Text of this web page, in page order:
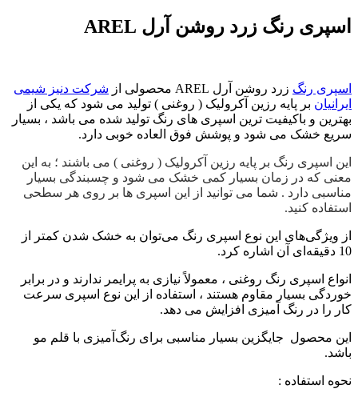
اسپری رنگ زرد روشن آرل AREL
اسپری رنگ زرد روشن آرل AREL محصولی از
شرکت دنیز شیمی
ایرانیان بر پایه رزین آکرولیک ( روغنی ) تولید می شود که یکی از
بهترین و باکیفیت ترین اسپری های رنگ تولید شده می باشد ، بسیار
سریع خشک می شود و پوشش فوق العاده خوبی دارد.
این اسپری رنگ بر پایه رزین آکرولیک ( روغنی ) می باشند ؛ به این
معنی که در زمان بسیار کمی خشک می شود و چسبندگی بسیار
مناسبی دارد . شما می توانید از این اسپری ها بر روی هر سطحی
استفاده کنید.
از ویژگی‌‌های این نوع اسپری رنگ‌ می‌توان به خشک‌ شدن کمتر از
10 دقیقه‌ای آن اشاره کرد.
انواع اسپری رنگ روغنی ، معمولاً نیازی به پرایمر ندارند و در برابر
خوردگی بسیار مقاوم هستند ، استفاده از این نوع اسپری سرعت
کار را در رنگ آمیزی افزایش می دهد.
این محصول جایگزین بسیار مناسبی برای رنگ‌آمیزی با قلم‌ مو
باشد.
نحوه استفاده :